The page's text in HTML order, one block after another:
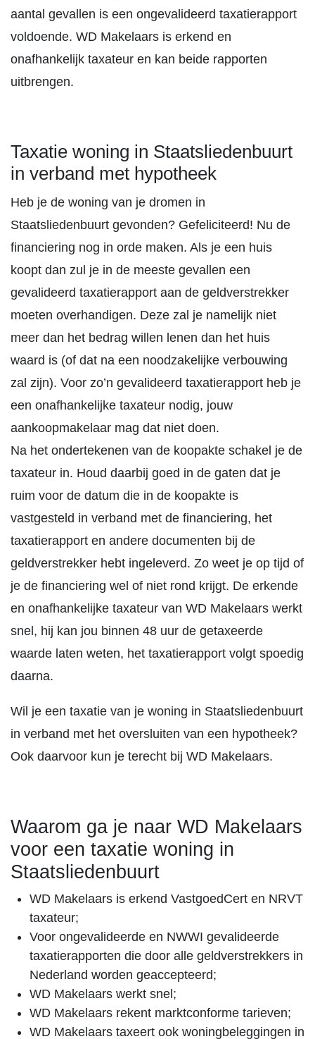
aantal gevallen is een ongevalideerd taxatierapport
voldoende. WD Makelaars is erkend en
onafhankelijk taxateur en kan beide rapporten
uitbrengen.
Taxatie woning in Staatsliedenbuurt
in verband met hypotheek
Heb je de woning van je dromen in
Staatsliedenbuurt gevonden? Gefeliciteerd! Nu de
financiering nog in orde maken. Als je een huis
koopt dan zul je in de meeste gevallen een
gevalideerd taxatierapport aan de geldverstrekker
moeten overhandigen. Deze zal je namelijk niet
meer dan het bedrag willen lenen dan het huis
waard is (of dat na een noodzakelijke verbouwing
zal zijn). Voor zo’n gevalideerd taxatierapport heb je
een onafhankelijke taxateur nodig, jouw
aankoopmakelaar mag dat niet doen.
Na het ondertekenen van de koopakte schakel je de
taxateur in. Houd daarbij goed in de gaten dat je
ruim voor de datum die in de koopakte is
vastgesteld in verband met de financiering, het
taxatierapport en andere documenten bij de
geldverstrekker hebt ingeleverd. Zo weet je op tijd of
je de financiering wel of niet rond krijgt. De erkende
en onafhankelijke taxateur van WD Makelaars werkt
snel, hij kan jou binnen 48 uur de getaxeerde
waarde laten weten, het taxatierapport volgt spoedig
daarna.
Wil je een taxatie van je woning in Staatsliedenbuurt
in verband met het oversluiten van een hypotheek?
Ook daarvoor kun je terecht bij WD Makelaars.
Waarom ga je naar WD Makelaars
voor een taxatie woning in
Staatsliedenbuurt
WD Makelaars is erkend VastgoedCert en NRVT
taxateur;
Voor ongevalideerde en NWWI gevalideerde
taxatierapporten die door alle geldverstrekkers in
Nederland worden geaccepteerd;
WD Makelaars werkt snel;
WD Makelaars rekent marktconforme tarieven;
WD Makelaars taxeert ook woningbeleggingen in